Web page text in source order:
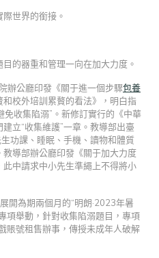
世界的銜接。
的器重和管理一向在加大力度。
辦公廳印發《關于進一個步驟包養
校外培訓累贅的看法》，明白指
免收集陷溺”。新修訂實行的《中華
立“收集維護”一章。教導部出臺
功課、睡眠、手機、讀物和體質
導部辦公廳印發《關于加大力度
中請求中小先生準繩上不得將小
開為期兩個月的“明朗·2023年暑
項舉動，針對收集陷溺題目，專項
賬號租售辦事，傳授未成年人破解